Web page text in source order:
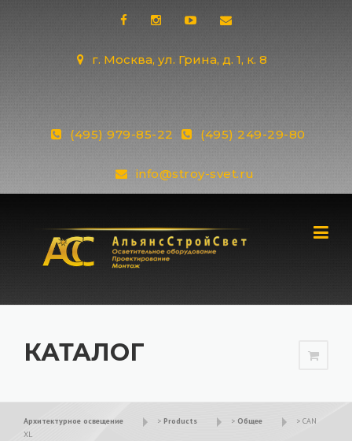
г. Москва, ул. Грина, д. 1, к. 8
(495) 979-85-22 (495) 249-29-80
info@stroy-svet.ru
КАТАЛОГ
Архитектурное освещение > Products > Общее > CAN
XL